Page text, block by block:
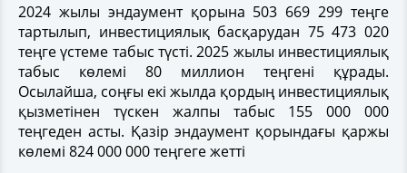
2024 жылы эндаумент қорына 503 669 299 теңге
тартылып, инвестициялық басқарудан 75 473 020
теңге үстеме табыс түсті. 2025 жылы инвестициялық
табыс көлемі 80 миллион теңгені құрады.
Осылайша, соңғы екі жылда қордың инвестициялық
қызметінен түскен жалпы табыс 155 000 000
теңгеден асты. Қазір эндаумент қорындағы қаржы
көлемі 824 000 000 теңгеге жетті